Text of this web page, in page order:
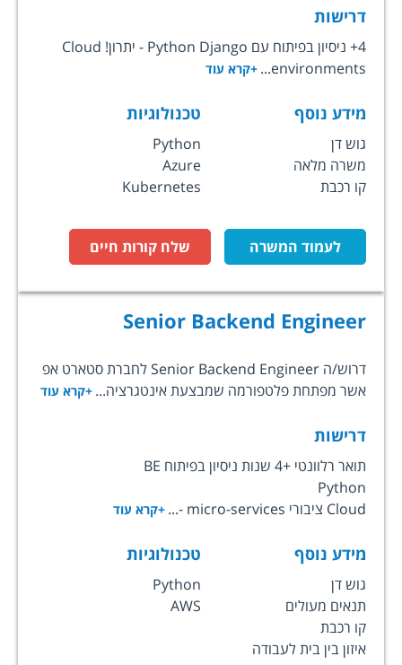
דרישות
4+ ניסיון בפיתוח עם Python Django - יתרון! Cloud
environments...
+קרא עוד
מידע נוסף
גוש דן
משרה מלאה
קו רכבת
טכנולוגיות
Python
Azure
Kubernetes
לעמוד המשרה שלח קורות חיים
Senior Backend Engineer
דרוש/ה Senior Backend Engineer לחברת סטארט אפ
אשר מפתחת פלטפורמה שמבצעת אינטגרציה... +קרא עוד
דרישות
תואר רלוונטי +4 שנות ניסיון בפיתוח BE
Python
Cloud ציבורי micro-services -...
+קרא עוד
מידע נוסף
גוש דן
תנאים מעולים
קו רכבת
איזון בין בית לעבודה
טכנולוגיות
Python
AWS